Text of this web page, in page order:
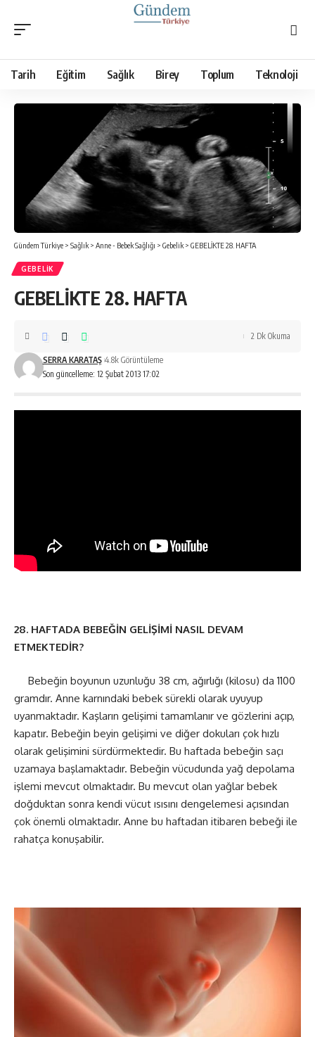
Tarih Eğitim Sağlık Birey Toplum Teknoloji
Gündem Türkiye > Sağlık > Anne - Bebek Sağlığı > Gebelik > GEBELİKTE 28. HAFTA
GEBELIK
GEBELİKTE 28. HAFTA
Son güncelleme: 12 Şubat 2013 17:02
SERRA KARATAŞ 4.8k Görüntüleme
2 Dk Okuma
28. HAFTADA BEBEĞİN GELİŞİMİ NASIL DEVAM
ETMEKTEDİR?
Bebeğin boyunun uzunluğu 38 cm, ağırlığı (kilosu) da 1100
gramdır. Anne karnındaki bebek sürekli olarak uyuyup
uyanmaktadır. Kaşların gelişimi tamamlanır ve gözlerini açıp,
kapatır. Bebeğin beyin gelişimi ve diğer dokuları çok hızlı
olarak gelişimini sürdürmektedir. Bu haftada bebeğin saçı
uzamaya başlamaktadır. Bebeğin vücudunda yağ depolama
işlemi mevcut olmaktadır. Bu mevcut olan yağlar bebek
doğduktan sonra kendi vücut ısısını dengelemesi açısından
çok önemli olmaktadır. Anne bu haftadan itibaren bebeği ile
rahatça konuşabilir.